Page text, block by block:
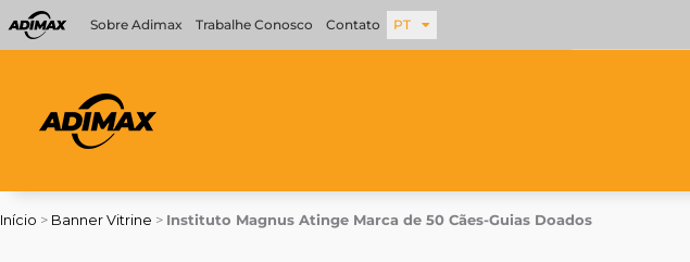
para
Sobre Adimax Trabalhe Conosco Contato PT
Início > Banner Vitrine > Instituto Magnus Atinge Marca de 50 Cães-Guias Doados